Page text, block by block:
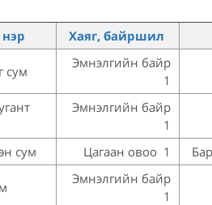
Хаяг, байршил
сум
Эмнэлгийн байр
1
Эмнэлгийн байр
1
сум Цагаан овоо 1
Эмнэлгийн байр
1